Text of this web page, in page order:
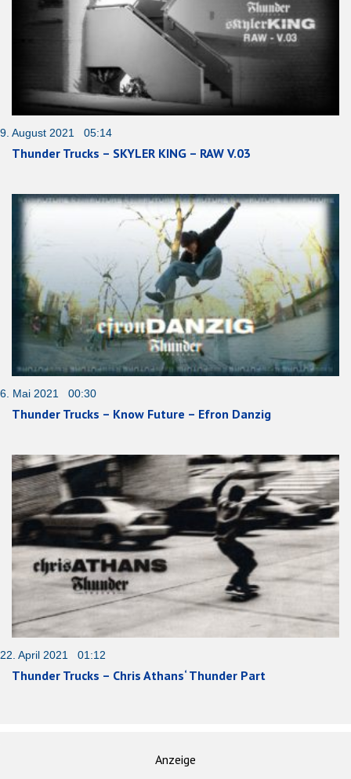
9. August 2021 05:14
Thunder Trucks – SKYLER KING – RAW V.03
6. Mai 2021 00:30
Thunder Trucks – Know Future – Efron Danzig
22. April 2021 01:12
Thunder Trucks – Chris Athans‘ Thunder Part
Anzeige